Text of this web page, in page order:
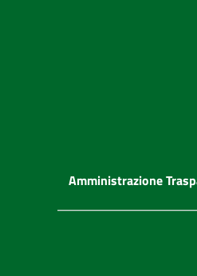
Amministrazione